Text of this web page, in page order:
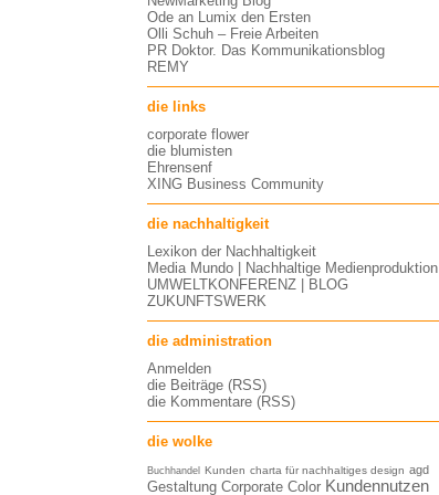
Ode an Lumix den Ersten
Olli Schuh – Freie Arbeiten
PR Doktor. Das Kommunikationsblog
REMY
die links
corporate flower
die blumisten
Ehrensenf
XING Business Community
die nachhaltigkeit
Lexikon der Nachhaltigkeit
Media Mundo | Nachhaltige Medienproduktion
UMWELTKONFERENZ | BLOG
ZUKUNFTSWERK
die administration
Anmelden
die Beiträge (RSS)
die Kommentare (RSS)
die wolke
Buchhandel Kunden charta für nachhaltiges design agd
Gestaltung Corporate Color Kundennutzen